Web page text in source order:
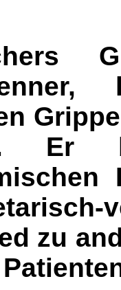
Er
zu